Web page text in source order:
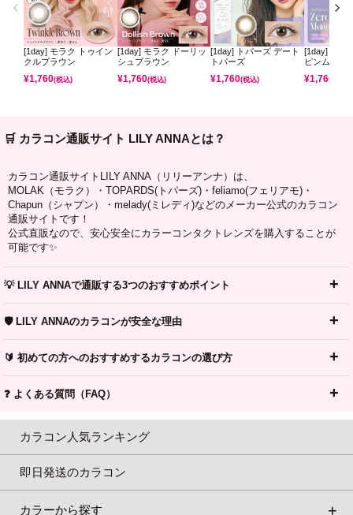
[1day] モラク トゥイン
クルブラウン
¥1,760(税込)
[1day] モラク ドーリッ
シュブラウン
¥1,760(税込)
[1day] トパーズ デート
トパーズ
¥1,760(税込)
[1day] ミレ
ピンムーン
¥1,760
🛒 カラコン通販サイト LILY ANNAとは？
カラコン通販サイトLILY ANNA（リリーアンナ）は、
MOLAK（モラク）・TOPARDS(トパーズ)・feliamo(フェリアモ)・
Chapun（シャプン）・melady(ミレディ)などのメーカー公式のカラコン
通販サイトです！
公式直販なので、安心安全にカラーコンタクトレンズを購入することが
可能です✨
💡 LILY ANNAで通販する3つのおすすめポイント
🛡️ LILY ANNAのカラコンが安全な理由
🔰 初めての方へのおすすめするカラコンの選び方
❓ よくある質問（FAQ）
カラコン人気ランキング
即日発送のカラコン
カラーから探す